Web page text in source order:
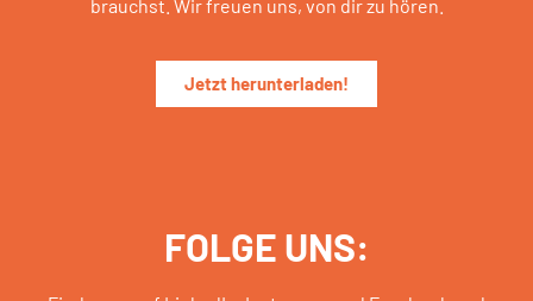
brauchst. Wir freuen uns, von dir zu hören.
Jetzt herunterladen!
FOLGE UNS: